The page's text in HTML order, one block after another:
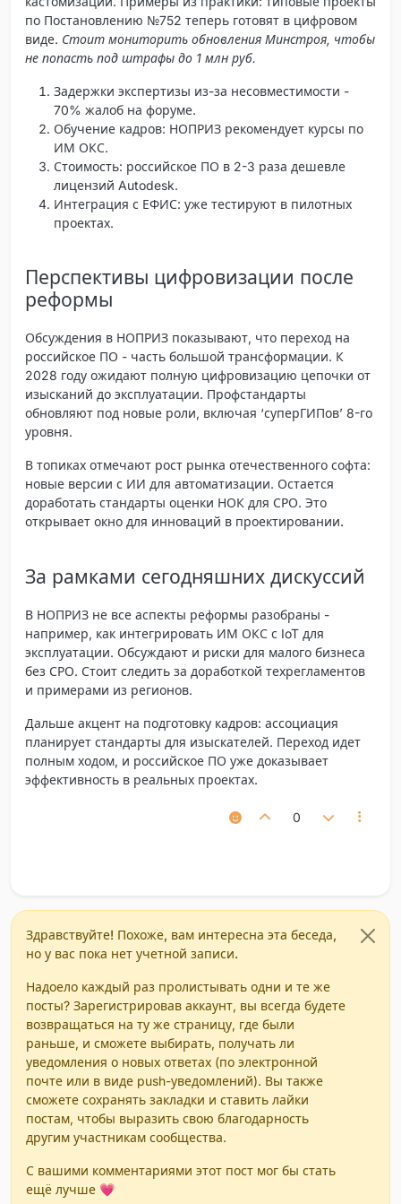
по Постановлению №752 теперь готовят в цифровом
виде. Стоит мониторить обновления Минстроя, чтобы
не попасть под штрафы до 1 млн руб.
Задержки экспертизы из-за несовместимости -
70% жалоб на форуме.
Обучение кадров: НОПРИЗ рекомендует курсы по
ИМ ОКС.
Стоимость: российское ПО в 2-3 раза дешевле
лицензий Autodesk.
Интеграция с ЕФИС: уже тестируют в пилотных
проектах.
Перспективы цифровизации после
реформы
Обсуждения в НОПРИЗ показывают, что переход на
российское ПО - часть большой трансформации. К
2028 году ожидают полную цифровизацию цепочки от
изысканий до эксплуатации. Профстандарты
обновляют под новые роли, включая ‘суперГИПов’ 8-го
уровня.
В топиках отмечают рост рынка отечественного софта:
новые версии с ИИ для автоматизации. Остается
доработать стандарты оценки НОК для СРО. Это
открывает окно для инноваций в проектировании.
За рамками сегодняшних дискуссий
В НОПРИЗ не все аспекты реформы разобраны -
например, как интегрировать ИМ ОКС с IoT для
эксплуатации. Обсуждают и риски для малого бизнеса
без СРО. Стоит следить за доработкой техрегламентов
и примерами из регионов.
Дальше акцент на подготовку кадров: ассоциация
планирует стандарты для изыскателей. Переход идет
полным ходом, и российское ПО уже доказывает
эффективность в реальных проектах.
0
Здравствуйте! Похоже, вам интересна эта беседа,
но у вас пока нет учетной записи.
Надоело каждый раз пролистывать одни и те же
посты? Зарегистрировав аккаунт, вы всегда будете
возвращаться на ту же страницу, где были
раньше, и сможете выбирать, получать ли
уведомления о новых ответах (по электронной
почте или в виде push-уведомлений). Вы также
сможете сохранять закладки и ставить лайки
постам, чтобы выразить свою благодарность
другим участникам сообщества.
С вашими комментариями этот пост мог бы стать
ещё лучше 💗